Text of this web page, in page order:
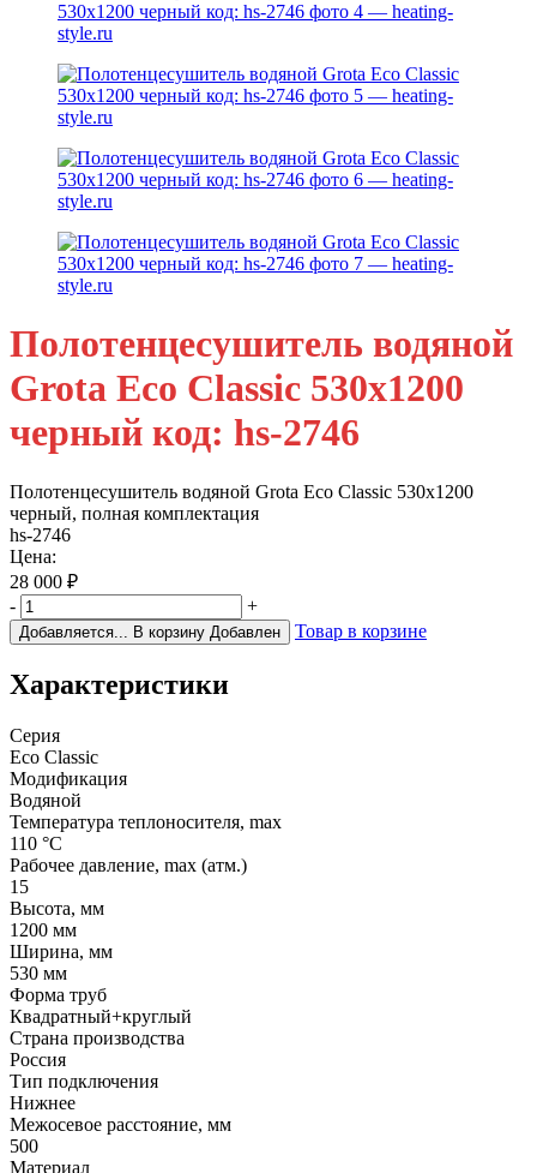
Полотенцесушитель водяной
Grota Eco Classic 530х1200
черный код: hs-2746
Полотенцесушитель водяной Grota Eco Classic 530х1200
черный, полная комплектация
hs-2746
Цена:
28 000 ₽
-
+
Добавляется... В корзину Добавлен Товар в корзине
Характеристики
Серия
Eco Classic
Модификация
Водяной
Температура теплоносителя, max
110 °C
Рабочее давление, max (атм.)
15
Высота, мм
1200 мм
Ширина, мм
530 мм
Форма труб
Квадратный+круглый
Страна производства
Россия
Тип подключения
Нижнее
Межосевое расстояние, мм
500
Материал